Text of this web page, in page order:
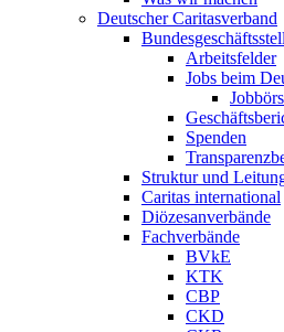
Deutscher Caritasverband
Arbeitsfelder
Jobs beim
Spenden
Struktur und
Caritas international
Diözesanverbände
Fachverbände
BVkE
KTK
CBP
CKD